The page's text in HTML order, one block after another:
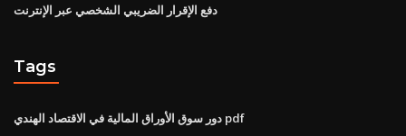
دفع الإقرار الضريبي الشخصي عبر الإنترنت
Tags
دور سوق الأوراق المالية في الاقتصاد الهندي pdf